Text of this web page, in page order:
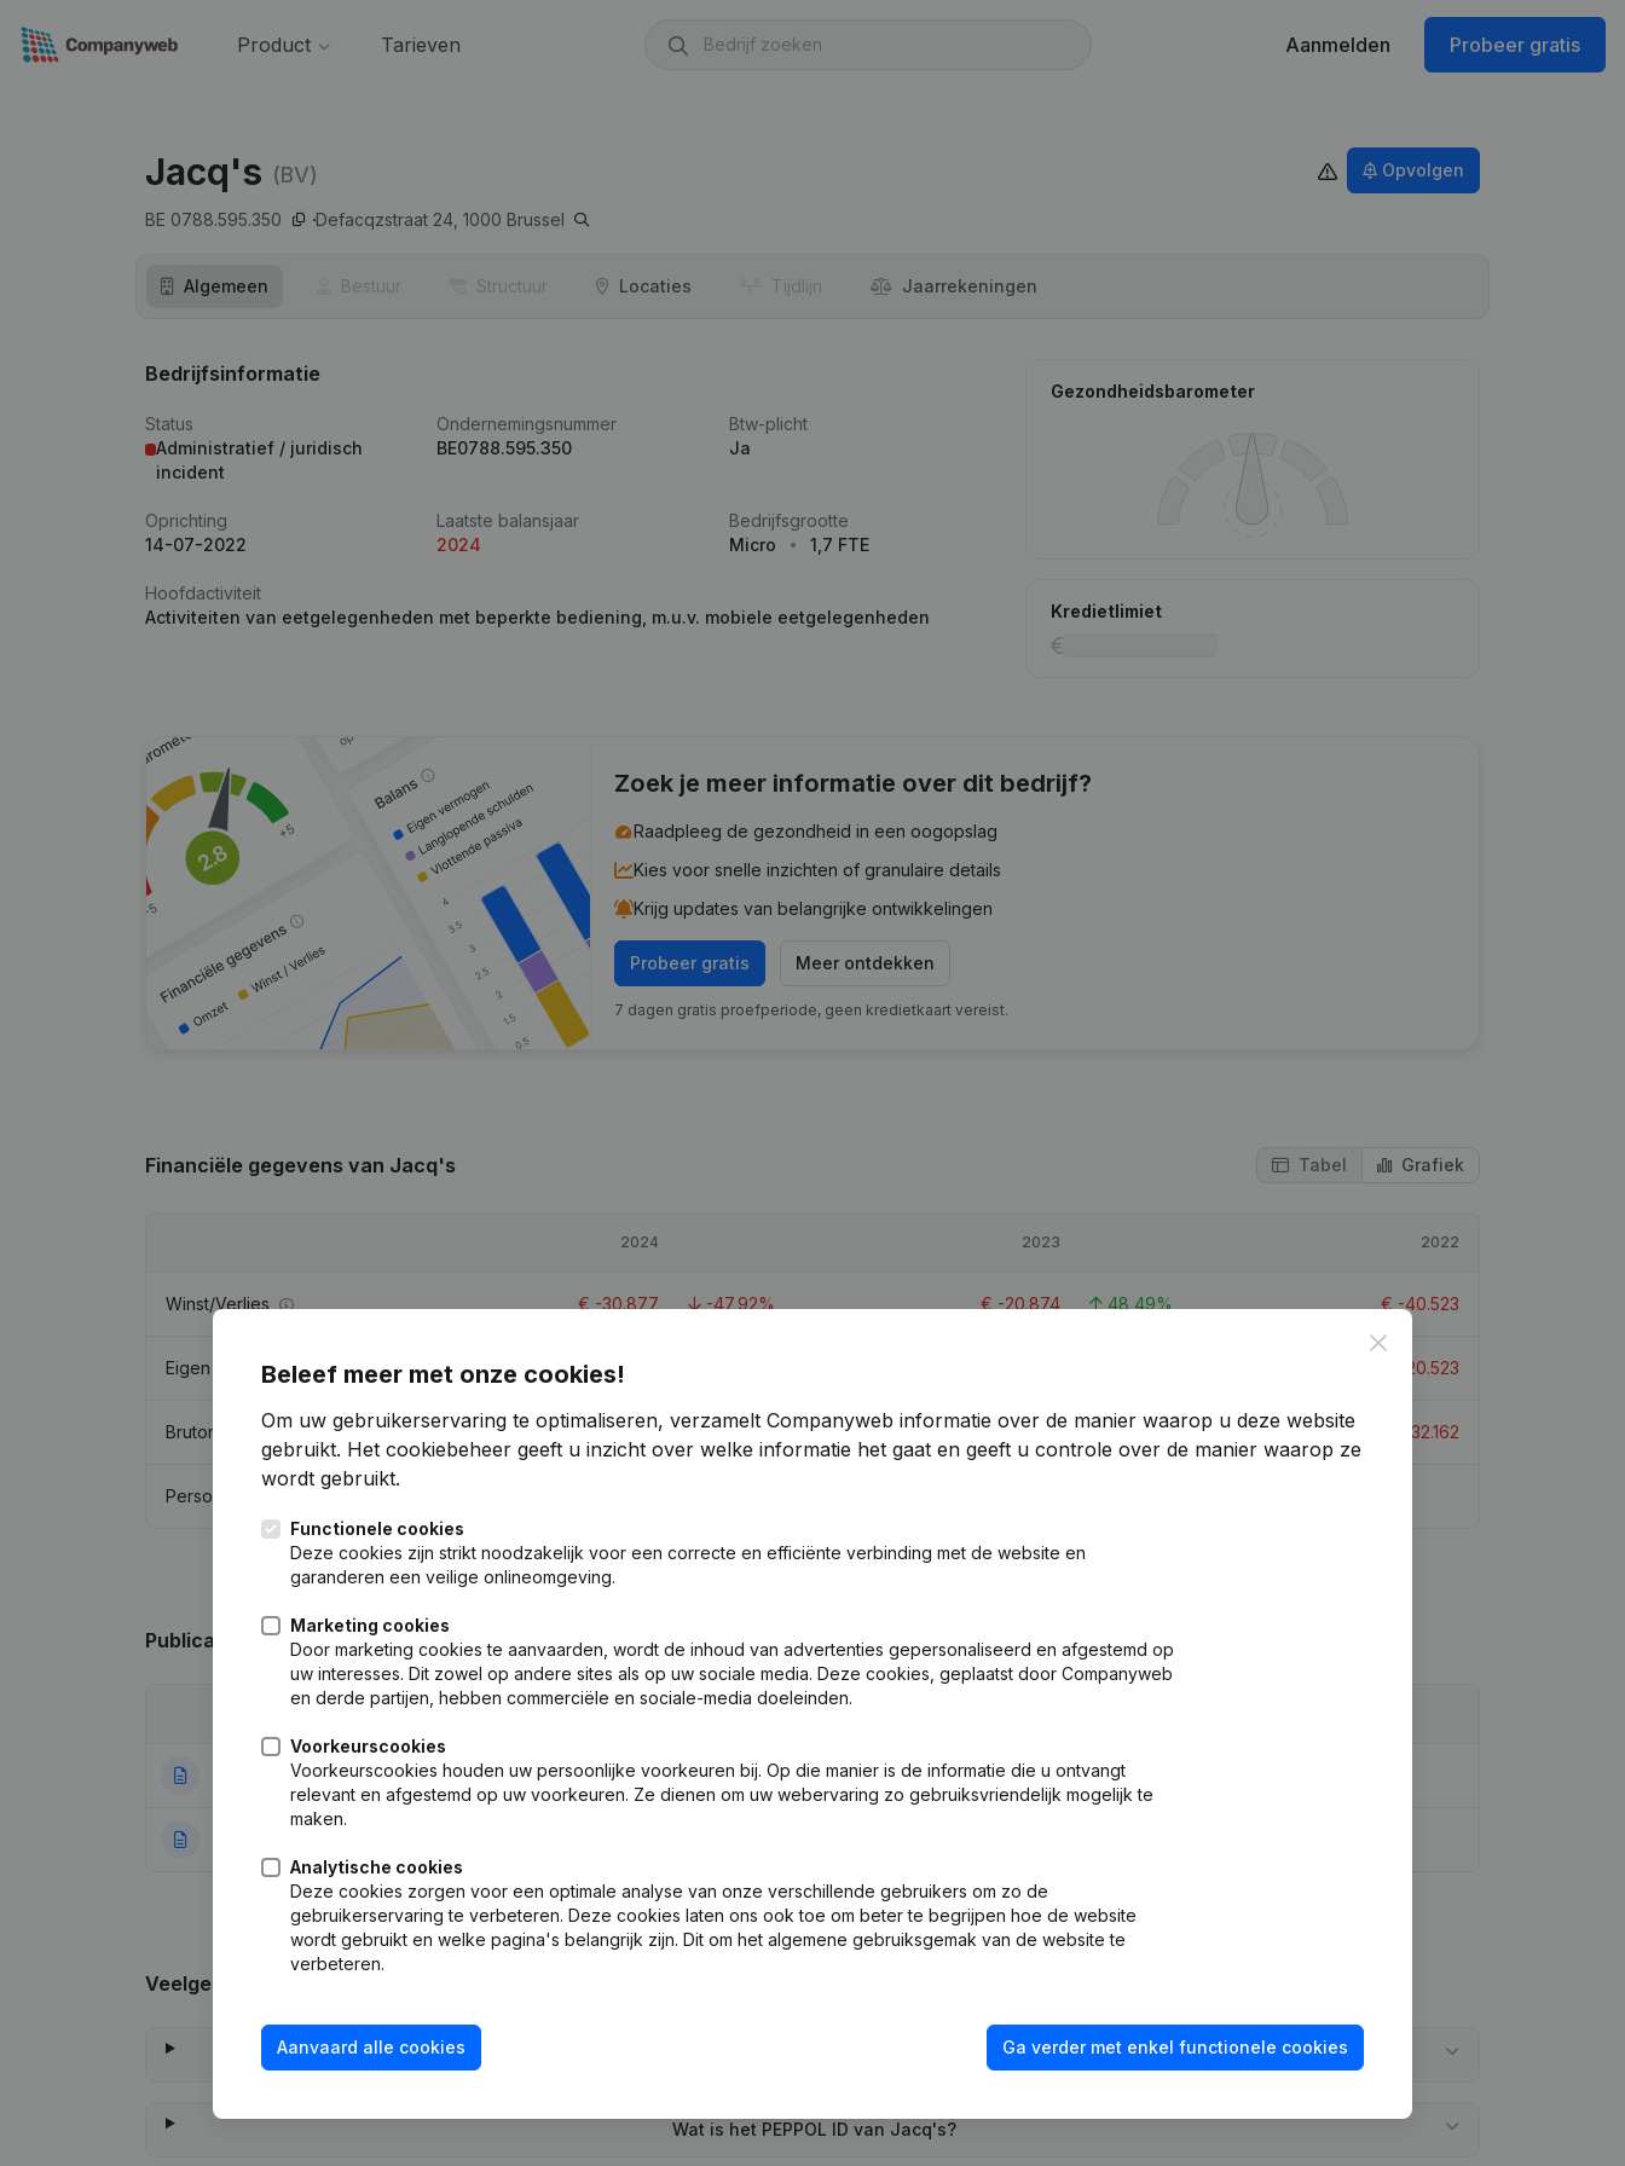
Product Tarieven Aanmelden Probeer gratis
Jacq's (BV)
BE 0788.595.350 Defacqzstraat 24, 1000 Brussel
Opvolgen
Algemeen Bestuur Structuur Locaties Tijdlijn Jaar­rekeningen
Bedrijfsinformatie
Status
Administratief / juridisch
incident
Ondernemingsnummer
BE0788.595.350
Btw-plicht
Ja
Oprichting
14-07-2022
Laatste balansjaar
2024
Bedrijfsgrootte
Micro
1,7 FTE
Hoofdactiviteit
Activiteiten van eetgelegenheden met beperkte bediening, m.u.v. mobiele eetgelegenheden
Gezondheidsbarometer
Kredietlimiet
Zoek je meer informatie over dit bedrijf?
Raadpleeg de gezondheid in een oogopslag
Kies voor snelle inzichten of granulaire details
Krijg updates van belangrijke ontwikkelingen
Probeer gratis Meer ontdekken
7 dagen gratis proefperiode, geen kredietkaart vereist.
Financiële gegevens van Jacq's Tabel Grafiek
2024 2023 2022
Winst/Verlies € -30.877 -47,92% € -20.874 48,49% € -40.523
Eigen vermogen €-72.275 -20.523
Brutomarge €34.413 > 1000% €876 102,72% -32.162
Personeel
Publicaties van Jacq's
Publicatie
07-07-2025 Ontslagnemingen, Benoemingen(FR)
Veelgestelde vragen
Wat is het PEPPOL ID van Jacq's?
Close
Beleef meer met onze cookies!
Om uw gebruikerservaring te optimaliseren, verzamelt Companyweb informatie over de manier waarop u deze website
gebruikt. Het cookiebeheer geeft u inzicht over welke informatie het gaat en geeft u controle over de manier waarop ze
wordt gebruikt.
Functionele cookies
Deze cookies zijn strikt noodzakelijk voor een correcte en efficiënte verbinding met de website en
garanderen een veilige onlineomgeving.
Marketing cookies
Door marketing cookies te aanvaarden, wordt de inhoud van advertenties gepersonaliseerd en afgestemd op
uw interesses. Dit zowel op andere sites als op uw sociale media. Deze cookies, geplaatst door Companyweb
en derde partijen, hebben commerciële en sociale-media doeleinden.
Voorkeurscookies
Voorkeurscookies houden uw persoonlijke voorkeuren bij. Op die manier is de informatie die u ontvangt
relevant en afgestemd op uw voorkeuren. Ze dienen om uw webervaring zo gebruiksvriendelijk mogelijk te
maken.
Analytische cookies
Deze cookies zorgen voor een optimale analyse van onze verschillende gebruikers om zo de
gebruikerservaring te verbeteren. Deze cookies laten ons ook toe om beter te begrijpen hoe de website
wordt gebruikt en welke pagina's belangrijk zijn. Dit om het algemene gebruiksgemak van de website te
verbeteren.
Aanvaard alle cookies Ga verder met enkel functionele cookies